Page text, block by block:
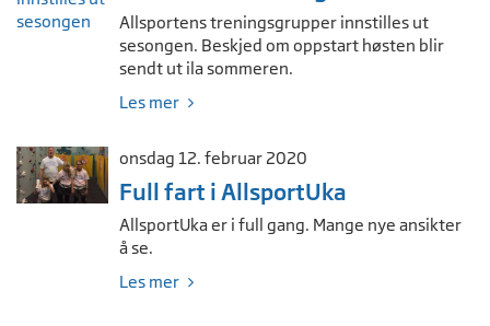
Allsportens treningsgrupper innstilles ut
sesongen. Beskjed om oppstart høsten blir
sendt ut ila sommeren.
Les mer
onsdag 12. februar 2020
Full fart i AllsportUka
AllsportUka er i full gang. Mange nye ansikter
å se.
Les mer